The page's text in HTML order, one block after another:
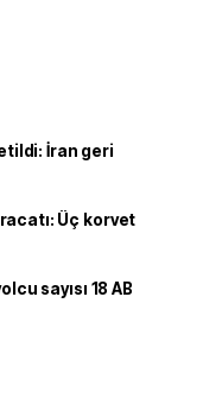
İran geri
Üç korvet
sayısı 18 AB